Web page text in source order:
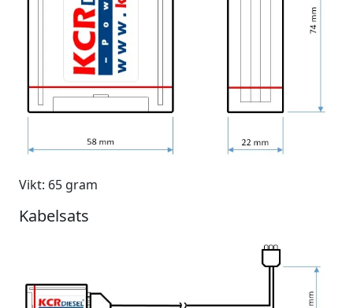
Vikt: 65 gram
Kabelsats